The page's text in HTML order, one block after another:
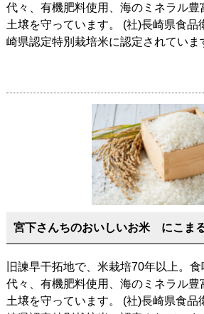
代々、有機肥料使用、海のミネラル豊
土壌を守っています。 (社)長崎県食品
崎県認定特別栽培米に認定されていま
宮下さんちのおいしいお米 にこま
旧諫早干拓地で、米栽培70年以上。食
代々、有機肥料使用、海のミネラル豊
土壌を守っています。 (社)長崎県食品